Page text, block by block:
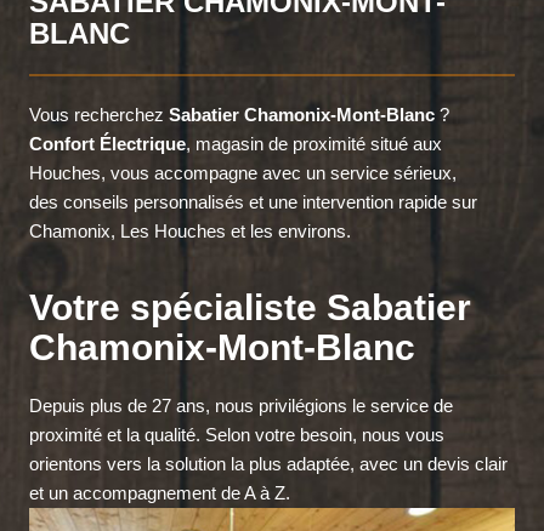
BLANC
Vous recherchez Sabatier Chamonix-Mont-Blanc ?
Confort Électrique, magasin de proximité situé aux
Houches, vous accompagne avec un service sérieux,
des conseils personnalisés et une intervention rapide sur
Chamonix, Les Houches et les environs.
Votre spécialiste Sabatier
Chamonix-Mont-Blanc
Depuis plus de 27 ans, nous privilégions le service de
proximité et la qualité. Selon votre besoin, nous vous
orientons vers la solution la plus adaptée, avec un devis clair
et un accompagnement de A à Z.